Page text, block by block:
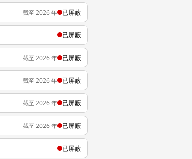
截至 2026 年 已屏蔽
已屏蔽
截至 2026 年 已屏蔽
截至 2026 年 已屏蔽
截至 2026 年 已屏蔽
截至 2026 年 已屏蔽
已屏蔽